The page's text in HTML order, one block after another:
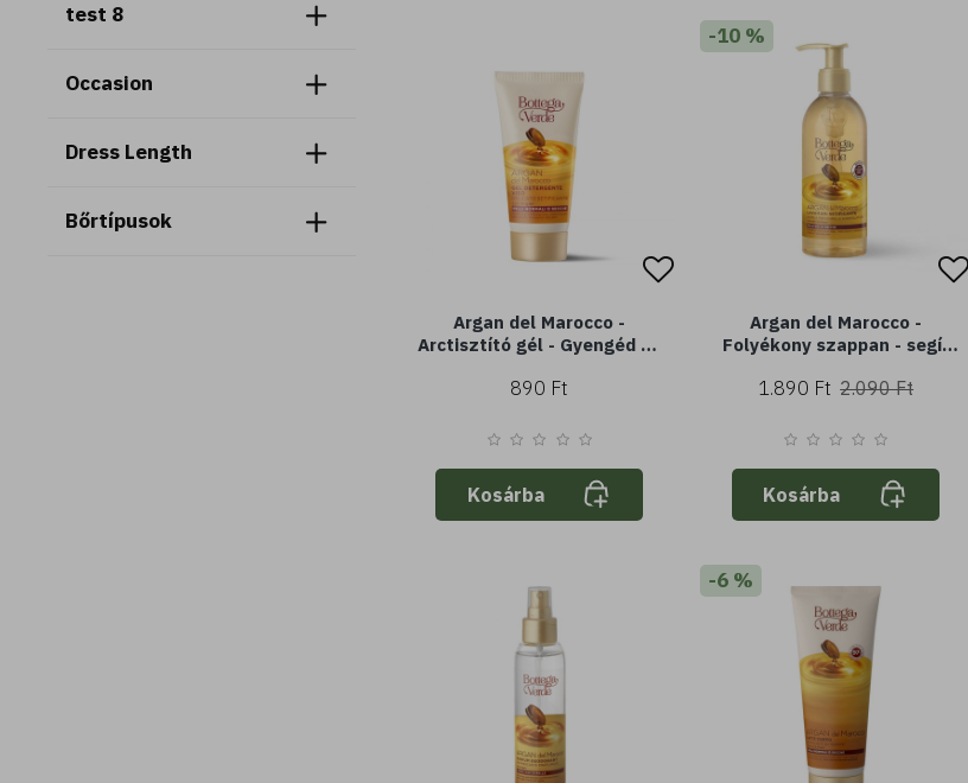
test 8
Occasion
Dress Length
Bőrtípusok
Argan del Marocco -
Arctisztító gél - Gyengéd és
(Minisize - 30 ml) - Normál
890 Ft
Kosárba
-10 %
Argan del Marocco -
Folyékony szappan - segít
kirepedezését - Argánolajjal
(250ml)
1.890 Ft 2.090 Ft
Kosárba
-6 %